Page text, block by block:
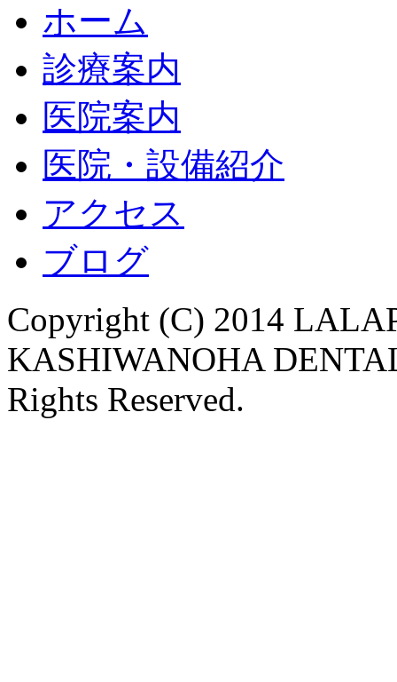
ホーム
診療案内
医院案内
医院・設備紹介
アクセス
ブログ
Copyright (C) 2014
KASHIWANOHA
Rights Reserved.